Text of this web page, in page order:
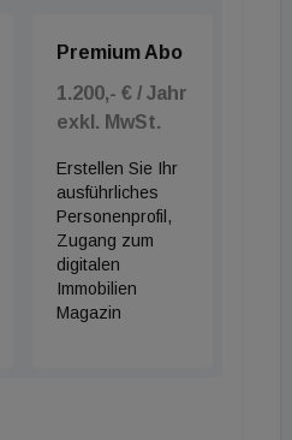
Premium Abo
1.200,- € / Jahr
exkl. MwSt.
Erstellen Sie Ihr
ausführliches
Personenprofil,
Zugang zum
digitalen
Immobilien
Magazin